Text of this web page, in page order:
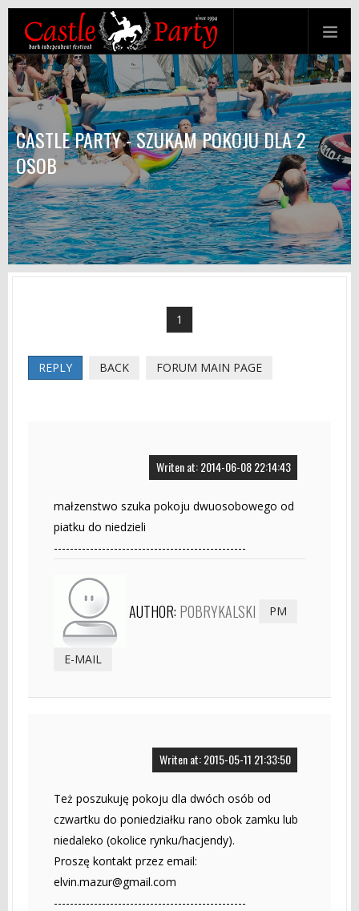
CASTLE PARTY - SZUKAM POKOJU DLA 2
OSOB
1
REPLY BACK FORUM MAIN PAGE
Writen at: 2014-06-08 22:14:43
małzenstwo szuka pokoju dwuosobowego od
piatku do niedzieli
------------------------------------------------
AUTHOR: POBRYKALSKI PM
E-MAIL
Writen at: 2015-05-11 21:33:50
Też poszukuję pokoju dla dwóch osób od
czwartku do poniedziałku rano obok zamku lub
niedaleko (okolice rynku/hacjendy).
Proszę kontakt przez email:
elvin.mazur@gmail.com
------------------------------------------------